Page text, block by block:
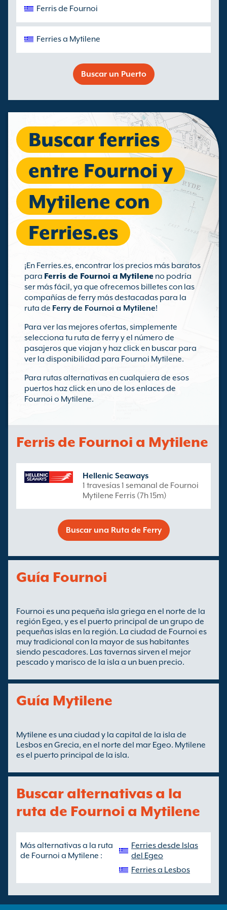
Ferris de Fournoi
Ferries a Mytilene
Buscar un Puerto
Buscar ferries
entre Fournoi y
Mytilene con
Ferries.es
¡En Ferries.es, encontrar los precios más baratos
para Ferris de Fournoi a Mytilene no podría
ser más fácil, ya que ofrecemos billetes con las
compañías de ferry más destacadas para la
ruta de Ferry de Fournoi a Mytilene!
Para ver las mejores ofertas, simplemente
selecciona tu ruta de ferry y el número de
pasajeros que viajan y haz click en buscar para
ver la disponibilidad para Fournoi Mytilene.
Para rutas alternativas en cualquiera de esos
puertos haz click en uno de los enlaces de
Fournoi o Mytilene.
Ferris de Fournoi a Mytilene
Hellenic Seaways
1 travesías 1 semanal de Fournoi
Mytilene Ferris (7h 15m)
Buscar una Ruta de Ferry
Guía Fournoi
Fournoi es una pequeña isla griega en el norte de la
región Egea, y es el puerto principal de un grupo de
pequeñas islas en la región. La ciudad de Fournoi es
muy tradicional con la mayor de sus habitantes
siendo pescadores. Las tavernas sirven el mejor
pescado y marisco de la isla a un buen precio.
Guía Mytilene
Mytilene es una ciudad y la capital de la isla de
Lesbos en Grecia, en el norte del mar Egeo. Mytilene
es el puerto principal de la isla.
Buscar alternativas a la
ruta de Fournoi a Mytilene
Más alternativas a la ruta
de Fournoi a Mytilene :
Ferries desde Islas
del Egeo
Ferries a Lesbos